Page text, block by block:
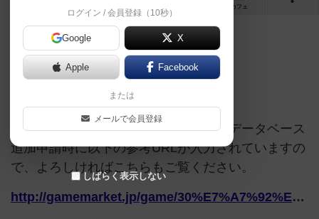
カフェ
ゲームマーケット2018春（東京）
ご協力ください
このページは情報が不足しています。データベース
追加申請時に以下の参考URLが入力されていますの
で、よろしければこちらもご覧ください。
http://gamemarket.jp/game/30%E7%A7%92%E3%81%A7%E3%82%B3%E3%83%88%E3%83%90%E3%82%92%E4%BD%9C%E3%82%8C%EF%BC%81%E6%96%B0%E4%BD%9C%E3%80%8E%E5%9B%9E%E7%AD%94%E3%83%AB%E3%83%91%E3%83%B3%E3%80%8F/
ログイン / 会員登録（10秒）
Google X
Apple Facebook
または
メールで会員登録
しばらく表示しない